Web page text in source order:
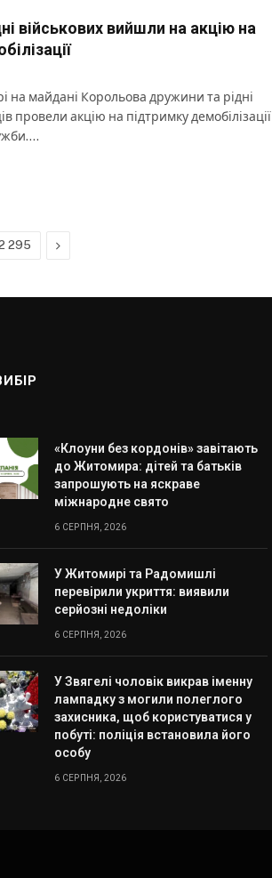
військових вийшли на акцію на
на майдані Корольова дружини та рідні
провели акцію на підтримку демобілізації
295 Next
«Клоуни без кордонів» завітають
до Житомира: дітей та батьків
запрошують на яскраве
міжнародне свято
6 СЕРПНЯ, 2026
У Житомирі та Радомишлі
перевірили укриття: виявили
серйозні недоліки
6 СЕРПНЯ, 2026
У Звягелі чоловік викрав іменну
лампадку з могили полеглого
захисника, щоб користуватися у
побуті: поліція встановила його
особу
6 СЕРПНЯ, 2026